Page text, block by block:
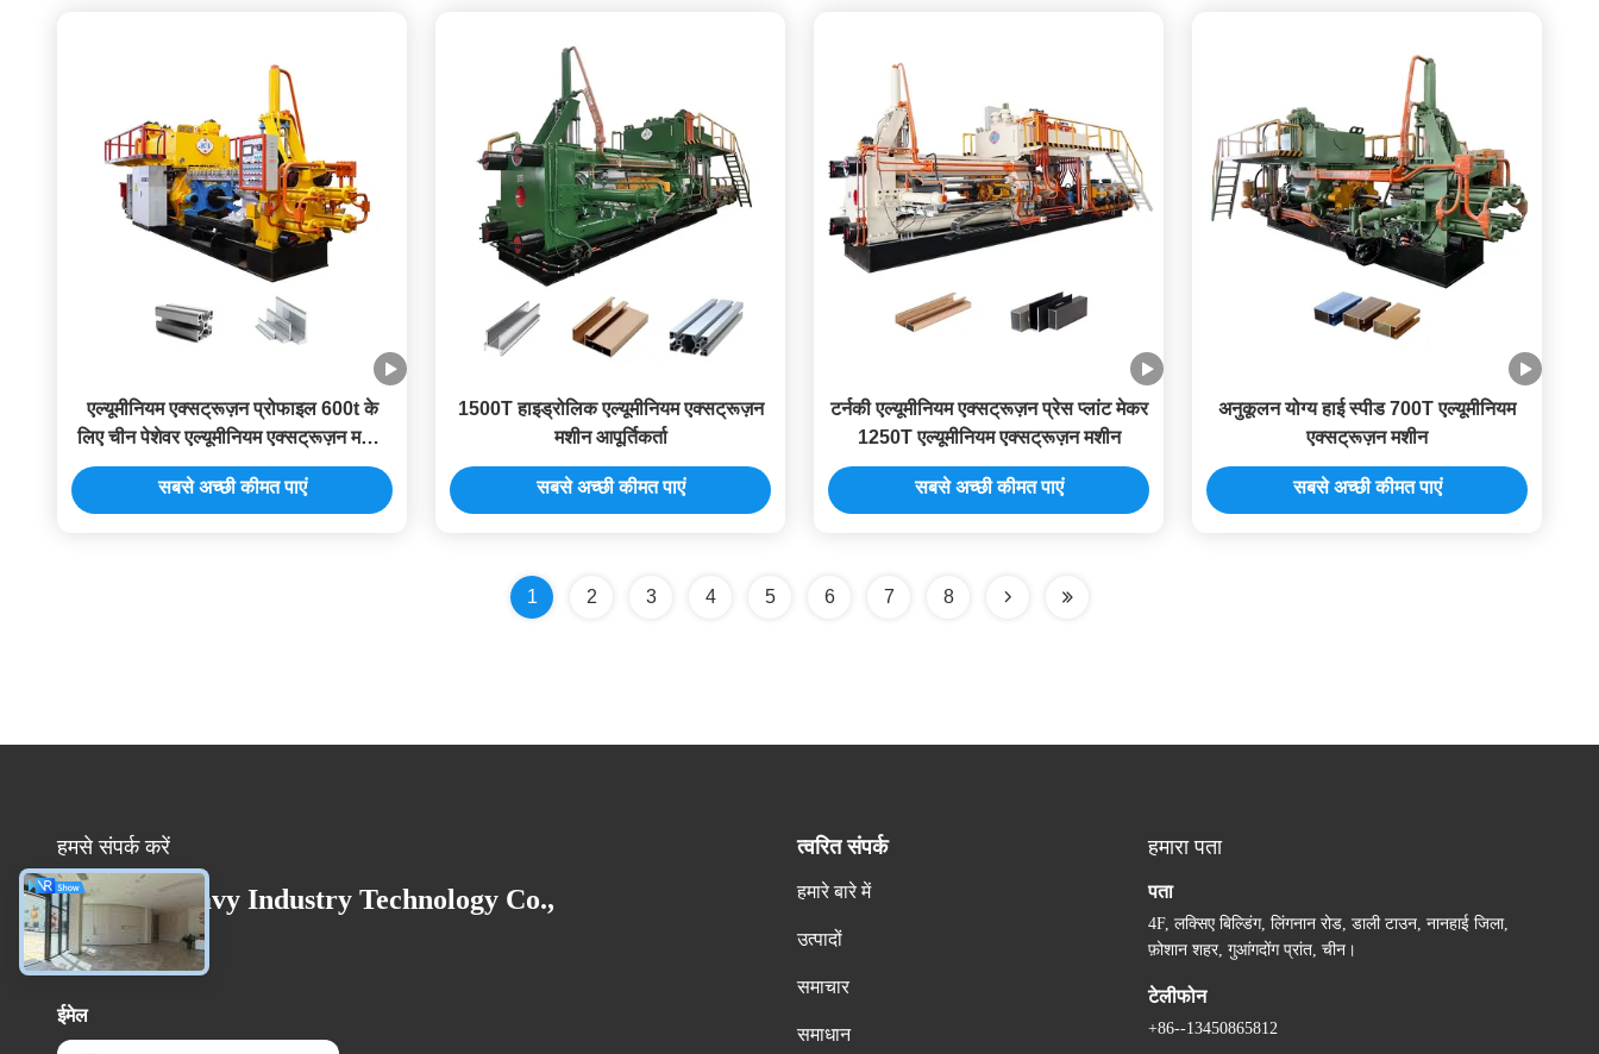
एल्यूमीनियम एक्सट्रूज़न प्रोफाइल 600t के
लिए चीन पेशेवर एल्यूमीनियम एक्सट्रूज़न मशीन
निर्माता
सबसे अच्छी कीमत पाएं
1500T हाइड्रोलिक एल्यूमीनियम एक्सट्रूज़न
मशीन आपूर्तिकर्ता
सबसे अच्छी कीमत पाएं
टर्नकी एल्यूमीनियम एक्सट्रूज़न प्रेस प्लांट मेकर
1250T एल्यूमीनियम एक्सट्रूज़न मशीन
सबसे अच्छी कीमत पाएं
अनुकूलन योग्य हाई स्पीड 700T एल्यूमीनियम
एक्सट्रूज़न मशीन
सबसे अच्छी कीमत पाएं
1 2 3 4 5 6 7 8
हमसे संपर्क करें
Huanan Heavy Industry Technology Co.,
Ltd.
ईमेल
त्वरित संपर्क
हमारे बारे में
उत्पादों
समाचार
समाधान
हमारा पता
पता
4F, लक्सिए बिल्डिंग, लिंगनान रोड, डाली टाउन, नानहाई जिला,
फ़ोशान शहर, गुआंगदोंग प्रांत, चीन।
टेलीफोन
+86--13450865812